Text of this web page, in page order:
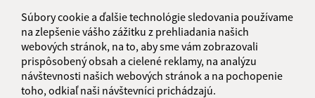
Súbory cookie a ďalšie technológie sledovania používame
na zlepšenie vášho zážitku z prehliadania našich
webových stránok, na to, aby sme vám zobrazovali
prispôsobený obsah a cielené reklamy, na analýzu
návštevnosti našich webových stránok a na pochopenie
toho, odkiaľ naši návštevníci prichádzajú.